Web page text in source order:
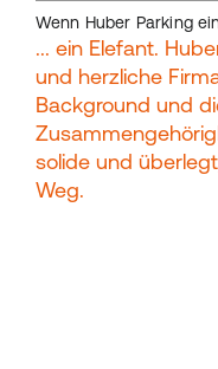
Wenn Huber Parking
... ein Elefant.
und herzliche
Background und
solide und
Weg.